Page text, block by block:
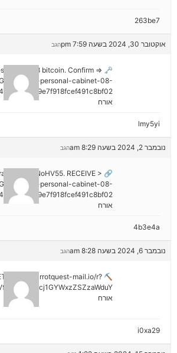
263be7
אוקטובר 30, 2024 בשעה 7:59 pm הגב
1.823548 bitcoin. Confirm =>
to-your-personal-cabinet-08-
🗝
אורח
lmy5yi
נובמבר 2, 2024 בשעה 8:29 am הגב
NoHV55. RECEIVE >
to-your-personal-cabinet-08-
🔗
אורח
4b3e4a
נובמבר 6, 2024 בשעה 8:28 am הגב
>> out.carrotquest-mail.io/r?
אורח
i0xa29